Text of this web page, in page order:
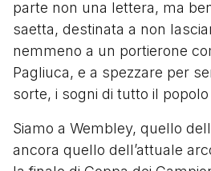
parte non una lettera, ma
saetta, destinata a non
nemmeno a un portierone
Pagliuca, e a spezzare per
sorte, i sogni di tutto il
Siamo a Wembley, quello
ancora quello dell’attuale